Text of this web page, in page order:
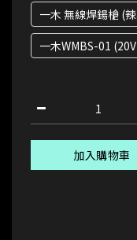
一木 無線焊鍚槍 (
一木WMBS-01
加入購物車